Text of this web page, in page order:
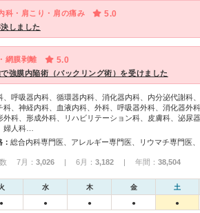
科・肩こり・肩の痛み 5.0
しました
網膜剥離 5.0
強膜内陥術（バックリング術）を受けました
、呼吸器内科、循環器内科、消化器内科、内分泌代謝科
科、神経内科、血液内科、外科、呼吸器外科、消化器外科
外科、形成外科、リハビリテーション科、皮膚科、泌尿
婦人科…
7月： 3,026 | 6月： 3,182 | 年間： 38,504
水 木 金 土
● ● ● ● ●